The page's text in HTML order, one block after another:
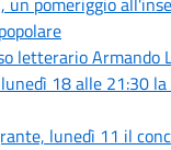
letterario Armando
18 alle 21:30
lunedì 11 il